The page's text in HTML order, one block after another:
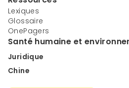
Lexiques
Glossaire
OnePagers
Santé humaine et
Juridique
Chine